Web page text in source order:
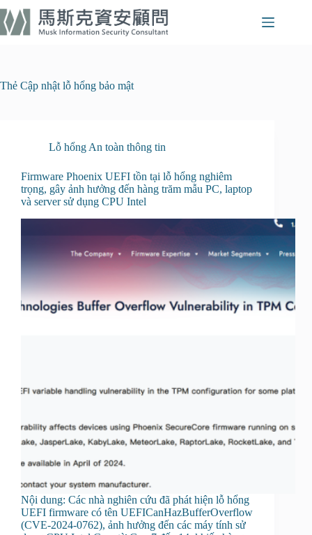
đến
phần
Thẻ Cập nhật lỗ hổng bảo mật
Lỗ hổng An toàn thông tin
Firmware Phoenix UEFI tồn tại lỗ hổng nghiêm
trọng, gây ảnh hưởng đến hàng trăm mẫu PC, laptop
và server sử dụng CPU Intel
Nội dung: Các nhà nghiên cứu đã phát hiện lỗ hổng
UEFI firmware có tên UEFICanHazBufferOverflow
(CVE-2024-0762), ảnh hưởng đến các máy tính sử